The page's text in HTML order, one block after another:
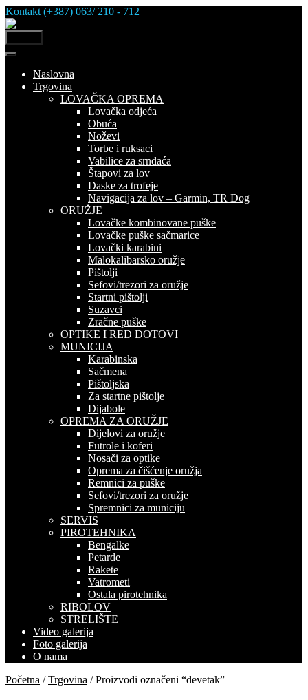
Skip
to
content
Kontakt (+387) 063/ 210 - 712
Naslovna
Trgovina
LOVAČKA OPREMA
Lovačka odjeća
Obuća
Noževi
Torbe i ruksaci
Vabilice za srndaća
Štapovi za lov
Daske za trofeje
Navigacija za lov – Garmin, TR Dog
ORUŽJE
Lovačke kombinovane puške
Lovačke puške sačmarice
Lovački karabini
Malokalibarsko oružje
Pištolji
Sefovi/trezori za oružje
Startni pištolji
Suzavci
Zračne puške
OPTIKE I RED DOTOVI
MUNICIJA
Karabinska
Sačmena
Pištoljska
Za startne pištolje
Dijabole
OPREMA ZA ORUŽJE
Dijelovi za oružje
Futrole i koferi
Nosači za optike
Oprema za čišćenje oružja
Remnici za puške
Sefovi/trezori za oružje
Spremnici za municiju
SERVIS
PIROTEHNIKA
Bengalke
Petarde
Rakete
Vatrometi
Ostala pirotehnika
RIBOLOV
STRELIŠTE
Video galerija
Foto galerija
O nama
Početna /Trgovina / Proizvodi označeni “devetak”